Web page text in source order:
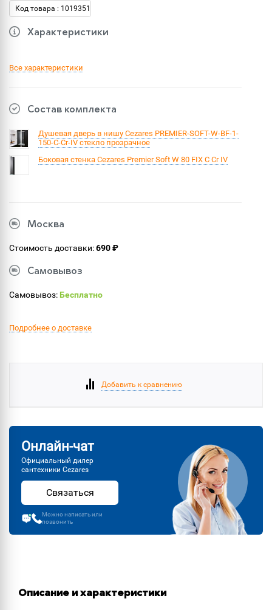
Код товара : 1019351
Характеристики
Все характеристики
Состав комплекта
Душевая дверь в нишу Cezares PREMIER-SOFT-W-BF-1-
150-C-Cr-IV стекло прозрачное
Боковая стенка Cezares Premier Soft W 80 FIX C Cr IV
Москва
Стоимость доставки:690 ₽
Самовывоз
Самовывоз:Бесплатно
Подробнее о доставке
Добавить к сравнению
Онлайн-чат
Официальный дилер
сантехники Cezares
Связаться
Можно написать или
позвонить
Описание и характеристики